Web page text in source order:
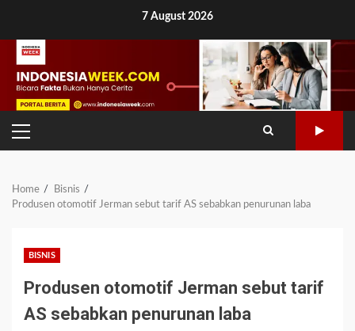
content
7 August 2026
PRIMARY
MENU
Home
Bisnis
Produsen otomotif Jerman sebut tarif AS sebabkan penurunan laba
BISNIS
Produsen otomotif Jerman sebut tarif
AS sebabkan penurunan laba